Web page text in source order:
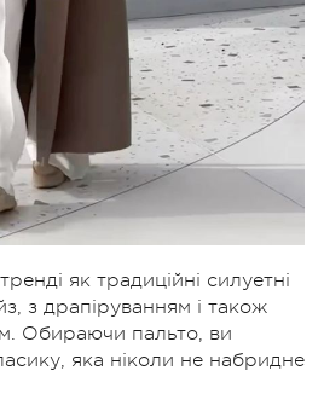
як традиційні силуетні
з драпіруванням і також
Обираючи пальто, ви
яка ніколи не набридне